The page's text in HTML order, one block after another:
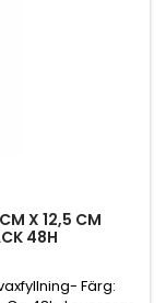
X 12,5 CM
48H
Färg: